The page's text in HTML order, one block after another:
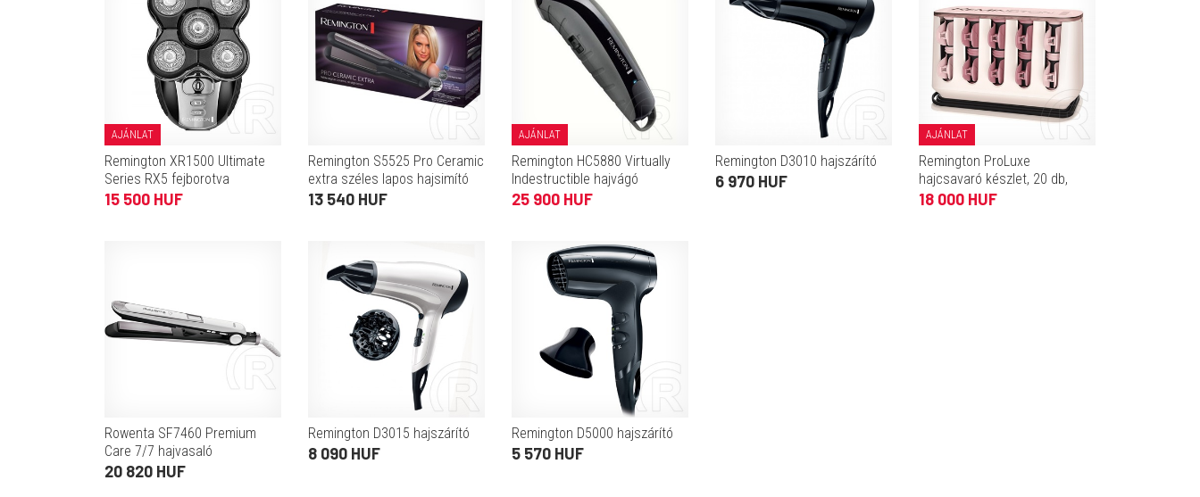
AJÁNLAT
Remington XR1500 Ultimate
Series RX5 fejborotva
15 500 HUF
Remington S5525 Pro Ceramic
extra széles lapos hajsimító
13 540 HUF
AJÁNLAT
Remington HC5880 Virtually
Indestructible hajvágó
25 900 HUF
Remington D3010 hajszárító
6 970 HUF
AJÁNLAT
Remington ProLuxe
hajcsavaró készlet, 20 db,
viasz belső, OptiHeat tech.
18 000 HUF
Rowenta SF7460 Premium
Care 7/7 hajvasaló
20 820 HUF
Remington D3015 hajszárító
8 090 HUF
Remington D5000 hajszárító
5 570 HUF